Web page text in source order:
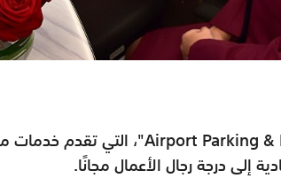
Airport Parking &"، التي تقدم خدمات
إلى درجة رجال الأعمال مجانًا.